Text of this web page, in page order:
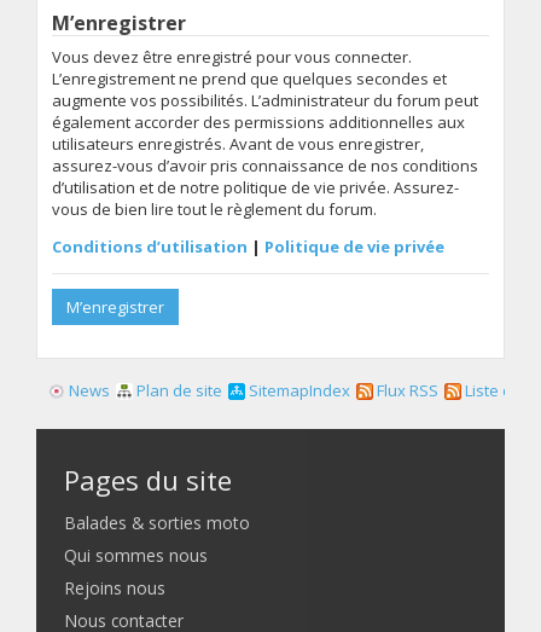
M’enregistrer
Vous devez être enregistré pour vous connecter.
L’enregistrement ne prend que quelques secondes et
augmente vos possibilités. L’administrateur du forum peut
également accorder des permissions additionnelles aux
utilisateurs enregistrés. Avant de vous enregistrer,
assurez-vous d’avoir pris connaissance de nos conditions
d’utilisation et de notre politique de vie privée. Assurez-
vous de bien lire tout le règlement du forum.
Conditions d’utilisation | Politique de vie privée
M’enregistrer
News Plan de site SitemapIndex Flux RSS Liste des
Pages du site
Balades & sorties moto
Qui sommes nous
Rejoins nous
Nous contacter